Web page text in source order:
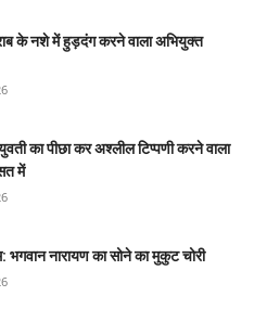
के नशे में हुड़दंग करने वाला अभियुक्त
का पीछा कर अश्लील टिप्पणी करने वाला
में
भगवान नारायण का सोने का मुकुट चोरी